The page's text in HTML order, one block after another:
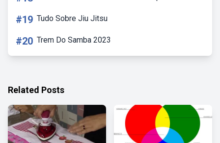
#19 Tudo Sobre Jiu Jitsu
#20 Trem Do Samba 2023
Related Posts